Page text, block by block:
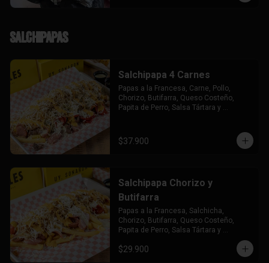
Salchipapas
Salchipapa 4 Carnes
Papas a la Francesa, Carne, Pollo,
Chorizo, Butifarra, Queso Costeño,
Papita de Perro, Salsa Tártara y
$37.900
Salchipapa Chorizo y
Butifarra
Papas a la Francesa, Salchicha,
Chorizo, Butifarra, Queso Costeño,
Papita de Perro, Salsa Tártara y
$29.900